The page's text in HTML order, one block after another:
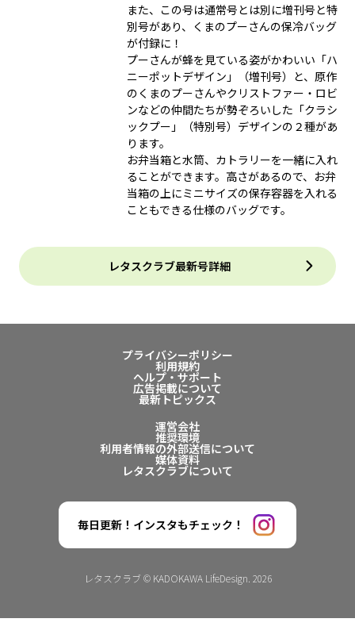
また、この号は通常号とは別に増刊号と特
別号があり、くまのプーさんの保冷バッグ
が付録に！
プーさんが蜂を見ている姿がかわいい「ハ
ニーポットデザイン」（増刊号）と、原作
のくまのプーさんやクリストファー・ロビ
ンなどの仲間たちが勢ぞろいした「クラシ
ックプー」（特別号）デザインの２種があ
ります。
お弁当箱と水筒、カトラリーを一緒に入れ
ることができます。高さがあるので、お弁
当箱の上にミニサイズの保存容器を入れる
こともできる仕様のバッグです。
レタスクラブ最新号詳細
プライバシーポリシー
利用規約
ヘルプ・サポート
広告掲載について
最新トピックス
運営会社
推奨環境
利用者情報の外部送信について
媒体資料
レタスクラブについて
毎日更新！インスタもチェック！
レタスクラブ © KADOKAWA LifeDesign. 2026